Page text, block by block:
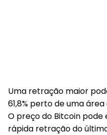
Uma retração maior
61,8% perto de uma
O preço do Bitcoin
rápida retração do